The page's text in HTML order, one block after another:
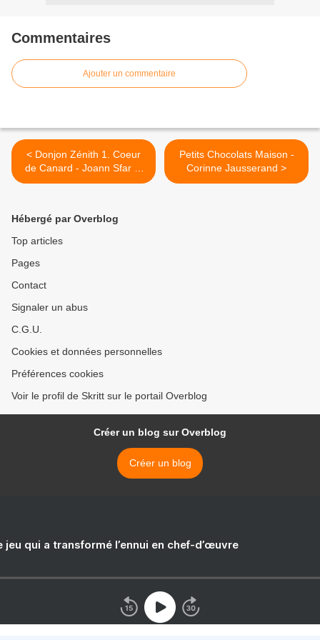
Commentaires
Ajouter un commentaire
< Donjon Zénith 1. Coeur
de Canard - Joann Sfar et
Lewis Trondheim
Petits Chocolats Maison -
Corinne Jausserand >
Hébergé par Overblog
Top articles
Pages
Contact
Signaler un abus
C.G.U.
Cookies et données personnelles
Préférences cookies
Voir le profil de Skritt sur le portail Overblog
Créer un blog sur Overblog
Créer un blog
jeu qui a transformé l’ennui en chef-d’œuvre